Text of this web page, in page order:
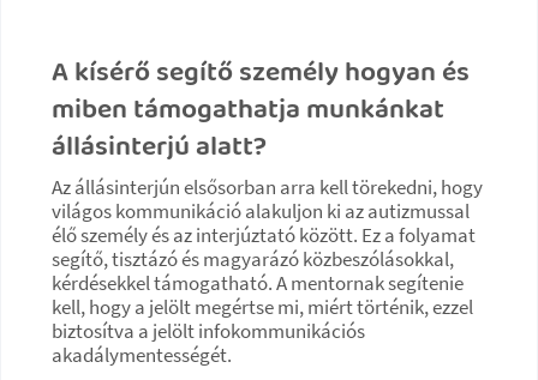
A kísérő segítő személy hogyan és
miben támogathatja munkánkat
állásinterjú alatt?
Az állásinterjún elsősorban arra kell törekedni, hogy
világos kommunikáció alakuljon ki az autizmussal
élő személy és az interjúztató között. Ez a folyamat
segítő, tisztázó és magyarázó közbeszólásokkal,
kérdésekkel támogatható. A mentornak segítenie
kell, hogy a jelölt megértse mi, miért történik, ezzel
biztosítva a jelölt infokommunikációs
akadálymentességét.